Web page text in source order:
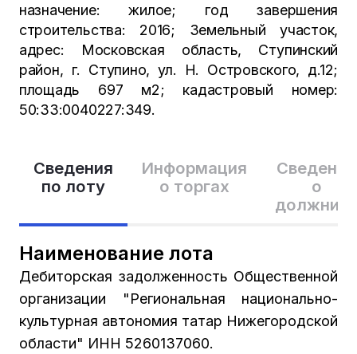
Сведения
по лоту
Информация
о торгах
Сведения
о
Наименование лота
Дебиторская задолженность Общественной
организации "Региональная национально-
культурная автономия татар Нижегородской
области" ИНН 5260137060.
назначение: жилое; год завершения
строительства: 2016; Земельный участок,
адрес: Московская область, Ступинский
район, г. Ступино, ул. Н. Островского, д.12;
площадь 697 м2; кадастровый номер:
50:33:0040227:349.